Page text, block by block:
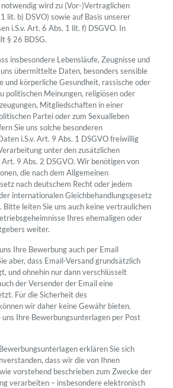
wird zu (Vor-)Vertraglichen
lit. b) DSVO) sowie auf Basis unserer
i.S.v. Art. 6 Abs. 1 lit. f) DSGVO. In
§ 26 BDSG.
insbesondere Lebensläufe, Zeugnisse und
übermittelte Daten, besonders sensible
und körperliche Gesundheit, rassische oder
politischen Meinungen, religiösen oder
Mitgliedschaften in einer
Partei oder zum Sexualleben
Sie uns solche besonderen
i.S.v. Art. 9 Abs. 1 DSGVO freiwillig
unter den zusätzlichen
9 Abs. 2 DSGVO. Wir benötigen von
die nach dem Allgemeinen
nach deutschem Recht oder jedem
internationalen Gleichbehandlungsgesetz
leiten Sie uns auch keine vertraulichen
Ihres ehemaligen oder
weiter.
Ihre Bewerbung auch per Email
aber, dass Email-Versand grundsätzlich
und ohnehin nur dann verschlüsselt
der Versender der Email eine
Für die Sicherheit des
wir daher keine Gewähr bieten.
Ihre Bewerbungsunterlagen per Post
erklären Sie sich
dass wir die von Ihnen
vorstehend beschrieben zum Zwecke der
verarbeiten – insbesondere elektronisch